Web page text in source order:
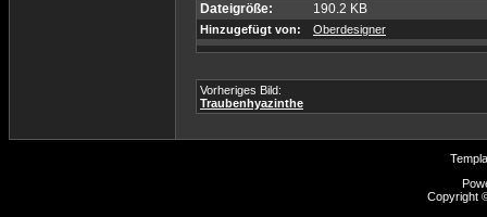
Dateigröße: 190.2 KB
Hinzugefügt von: Oberdesigner
Vorheriges Bild:
Traubenhyazinthe
Copyright